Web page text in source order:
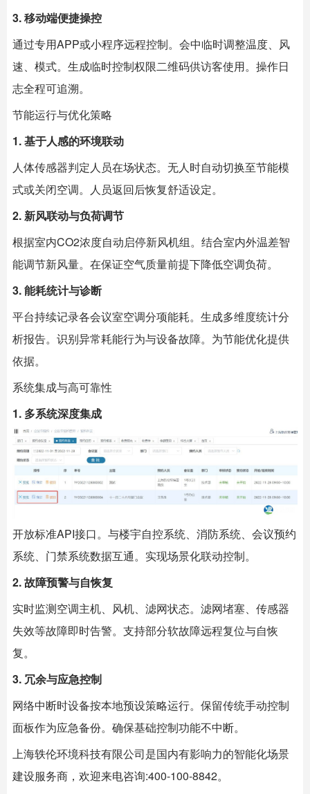
3. 移动端便捷操控
通过专用APP或小程序远程控制。会中临时调整温度、风
速、模式。生成临时控制权限二维码供访客使用。操作日
志全程可追溯。
节能运行与优化策略
1. 基于人感的环境联动
人体传感器判定人员在场状态。无人时自动切换至节能模
式或关闭空调。人员返回后恢复舒适设定。
2. 新风联动与负荷调节
根据室内CO2浓度自动启停新风机组。结合室内外温差智
能调节新风量。在保证空气质量前提下降低空调负荷。
3. 能耗统计与诊断
平台持续记录各会议室空调分项能耗。生成多维度统计分
析报告。识别异常耗能行为与设备故障。为节能优化提供
依据。
系统集成与高可靠性
1. 多系统深度集成
开放标准API接口。与楼宇自控系统、消防系统、会议预约
系统、门禁系统数据互通。实现场景化联动控制。
2. 故障预警与自恢复
实时监测空调主机、风机、滤网状态。滤网堵塞、传感器
失效等故障即时告警。支持部分软故障远程复位与自恢
复。
3. 冗余与应急控制
网络中断时设备按本地预设策略运行。保留传统手动控制
面板作为应急备份。确保基础控制功能不中断。
上海轶伦环境科技有限公司是国内有影响力的智能化场景
建设服务商，欢迎来电咨询:400-100-8842。